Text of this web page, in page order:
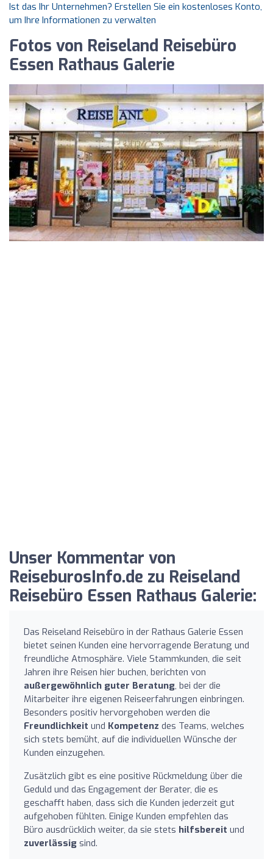
Ist das Ihr Unternehmen? Erstellen Sie ein kostenloses Konto,
um Ihre Informationen zu verwalten
Fotos von Reiseland Reisebüro
Essen Rathaus Galerie
Unser Kommentar von
ReiseburosInfo.de zu Reiseland
Reisebüro Essen Rathaus Galerie:
Das Reiseland Reisebüro in der Rathaus Galerie Essen
bietet seinen Kunden eine hervorragende Beratung und
freundliche Atmosphäre. Viele Stammkunden, die seit
Jahren ihre Reisen hier buchen, berichten von
außergewöhnlich guter Beratung, bei der die
Mitarbeiter ihre eigenen Reiseerfahrungen einbringen.
Besonders positiv hervorgehoben werden die
Freundlichkeit und Kompetenz des Teams, welches
sich stets bemüht, auf die individuellen Wünsche der
Kunden einzugehen.
Zusätzlich gibt es eine positive Rückmeldung über die
Geduld und das Engagement der Berater, die es
geschafft haben, dass sich die Kunden jederzeit gut
aufgehoben fühlten. Einige Kunden empfehlen das
Büro ausdrücklich weiter, da sie stets hilfsbereit und
zuverlässig sind.